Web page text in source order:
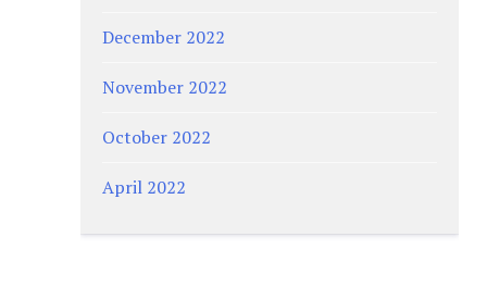
December 2022
November 2022
October 2022
April 2022